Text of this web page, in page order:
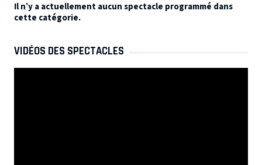
Il n’y a actuellement aucun spectacle programmé dans
cette catégorie.
VIDÉOS DES SPECTACLES